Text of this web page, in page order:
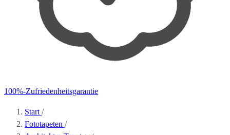
100%-Zufriedenheitsgarantie
Start /
Fototapeten /